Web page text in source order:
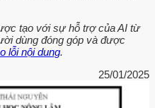
tạo với sự hỗ trợ của AI từ
dùng đóng góp và được
lỗi nội dung.
25/01/2025